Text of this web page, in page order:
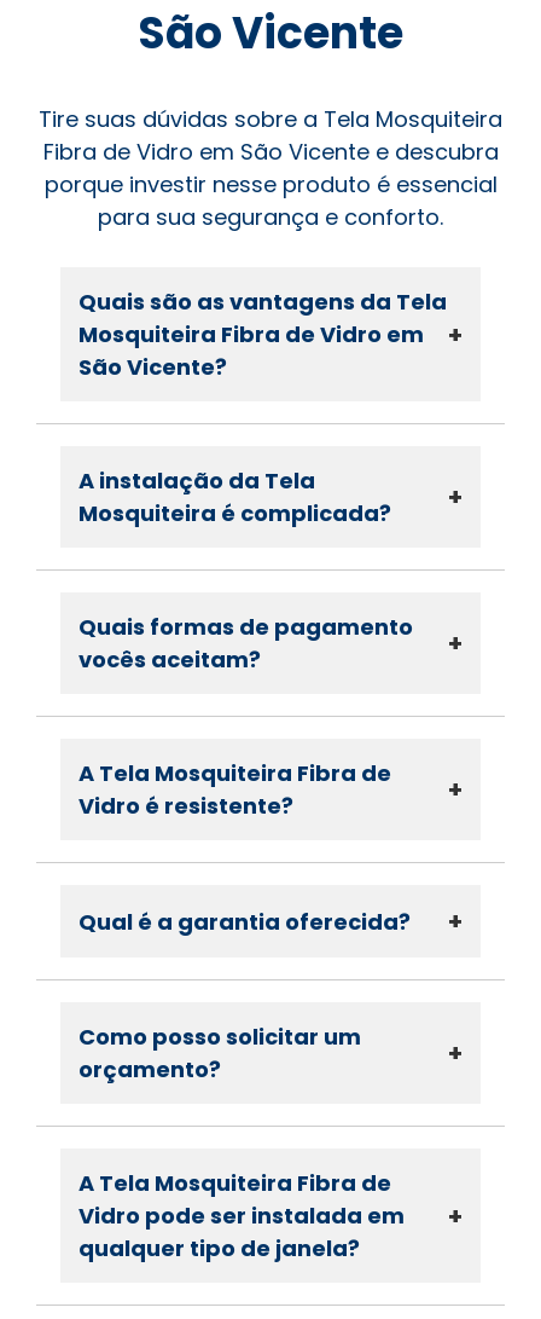
São Vicente
Tire suas dúvidas sobre a Tela Mosquiteira
Fibra de Vidro em São Vicente e descubra
porque investir nesse produto é essencial
para sua segurança e conforto.
Quais são as vantagens da Tela
Mosquiteira Fibra de Vidro em
São Vicente?
+
A instalação da Tela
Mosquiteira é complicada?
+
Quais formas de pagamento
vocês aceitam?
+
A Tela Mosquiteira Fibra de
Vidro é resistente?
+
Qual é a garantia oferecida? +
Como posso solicitar um
orçamento?
+
A Tela Mosquiteira Fibra de
Vidro pode ser instalada em
qualquer tipo de janela?
+